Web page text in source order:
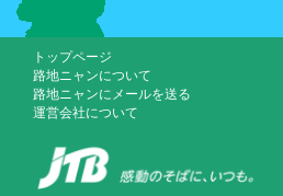
トップページ
路地ニャンについて
路地ニャンにメールを送る
運営会社について